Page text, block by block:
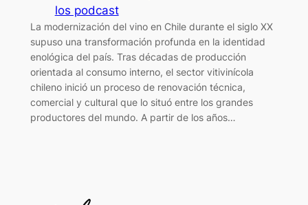
los podcast
La modernización del vino en Chile durante el siglo XX
supuso una transformación profunda en la identidad
enológica del país. Tras décadas de producción
orientada al consumo interno, el sector vitivinícola
chileno inició un proceso de renovación técnica,
comercial y cultural que lo situó entre los grandes
productores del mundo. A partir de los años…